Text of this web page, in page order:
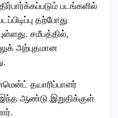
படங்களில்
தற்போது
சமீபத்தில்,
அற்புதமான
தயாரிப்பாளர்
ஆண்டு இறுதிக்குள்